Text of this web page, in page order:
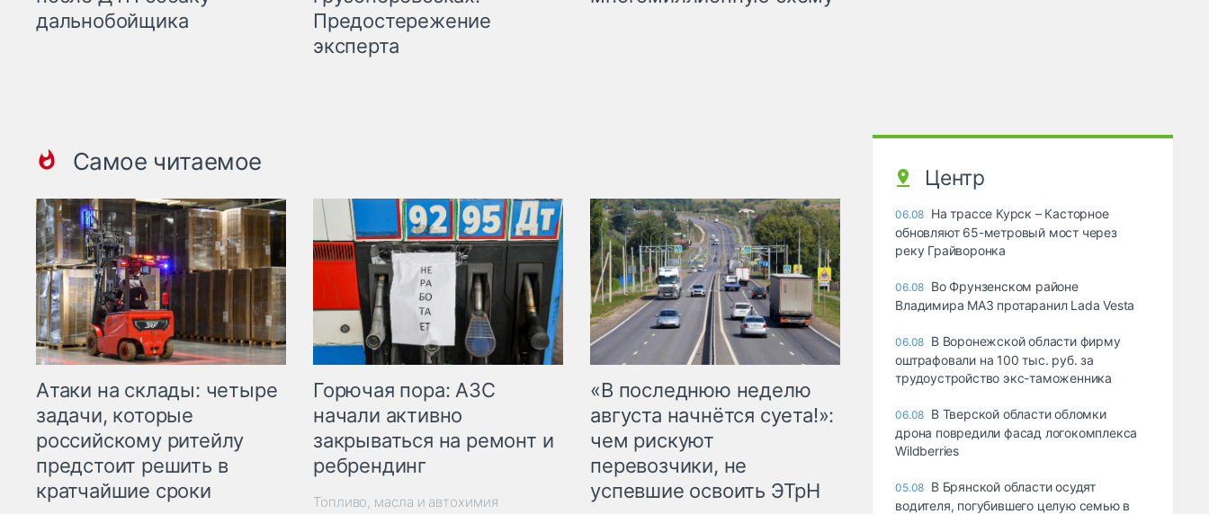
дальнобойщика
Предостережение
эксперта
Самое читаемое
Атаки на склады: четыре
задачи, которые
российскому ритейлу
предстоит решить в
кратчайшие сроки
Горючая пора: АЗС
начали активно
закрываться на ремонт и
ребрендинг
Топливо, масла и автохимия
«В последнюю неделю
августа начнётся суета!»:
чем рискуют
перевозчики, не
успевшие освоить ЭТрН
Центр
06.08 На трассе Курск – Касторное
обновляют 65-метровый мост через
реку Грайворонка
06.08 Во Фрунзенском районе
Владимира МАЗ протаранил Lada Vesta
06.08 В Воронежской области фирму
оштрафовали на 100 тыс. руб. за
трудоустройство экс-таможенника
06.08 В Тверской области обломки
дрона повредили фасад логокомплекса
Wildberries
05.08 В Брянской области осудят
водителя, погубившего целую семью в